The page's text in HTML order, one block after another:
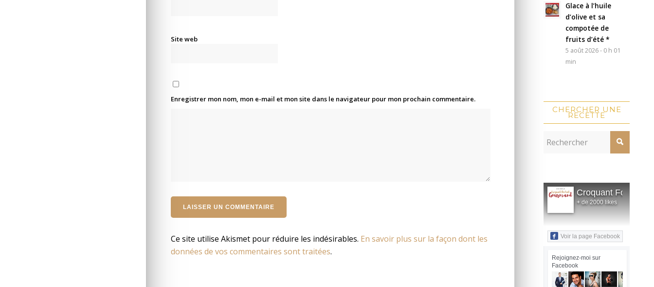
Site web
Enregistrer mon nom, mon e-mail et mon site dans le navigateur pour mon prochain commentaire.
Ce site utilise Akismet pour réduire les indésirables. En savoir plus sur la façon dont les
données de vos commentaires sont traitées.
Glace à l’huile
d’olive et sa
compotée de
fruits d’été *
5 août 2026 - 0 h 01
min
CHERCHER UNE
RECETTE
Croquant Fondant
+ de 2000 likes
Voir la page Facebook
Rejoignez-moi sur
Facebook